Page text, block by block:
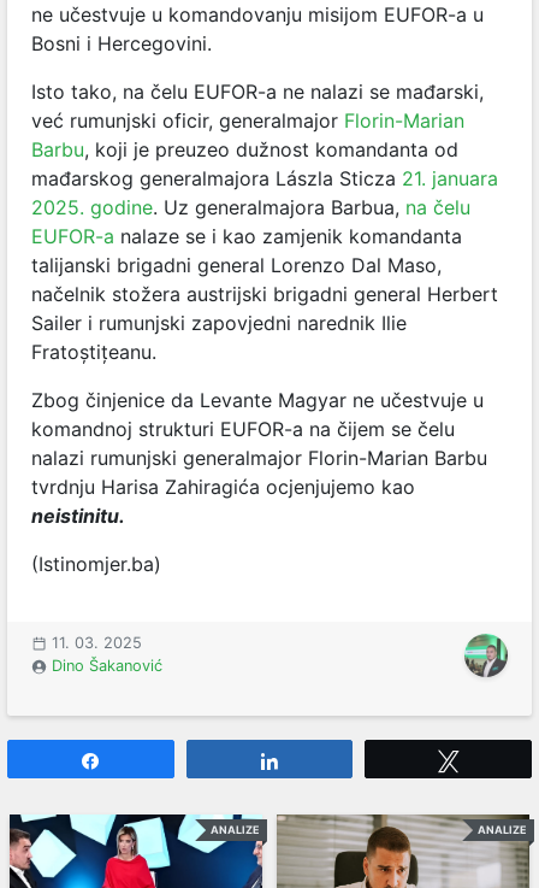
ne učestvuje u komandovanju misijom EUFOR-a u
Bosni i Hercegovini.
Isto tako, na čelu EUFOR-a ne nalazi se mađarski,
već rumunjski oficir, generalmajor Florin-Marian
Barbu, koji je preuzeo dužnost komandanta od
mađarskog generalmajora Lászla Sticza 21. januara
2025. godine. Uz generalmajora Barbua, na čelu
EUFOR-a nalaze se i kao zamjenik komandanta
talijanski brigadni general Lorenzo Dal Maso,
načelnik stožera austrijski brigadni general Herbert
Sailer i rumunjski zapovjedni narednik Ilie
Fratoștițeanu.
Zbog činjenice da Levante Magyar ne učestvuje u
komandnoj strukturi EUFOR-a na čijem se čelu
nalazi rumunjski generalmajor Florin-Marian Barbu
tvrdnju Harisa Zahiragića ocjenjujemo kao
neistinitu.
(Istinomjer.ba)
11. 03. 2025
Dino Šakanović
ANALIZE ANALIZE